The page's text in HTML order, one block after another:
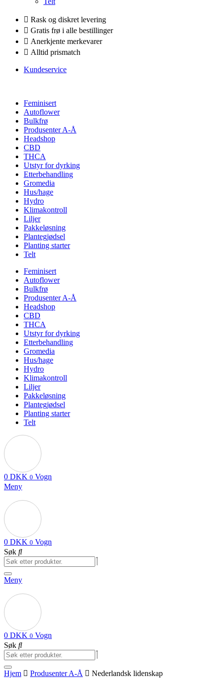
Rask og diskret levering
Gratis frø i alle bestillinger
Anerkjente merkevarer
Alltid prismatch
Kundeservice
Feminisert
Autoflower
Bulkfrø
Produsenter A-Å
Headshop
CBD
THCA
Utstyr for dyrking
Etterbehandling
Gromedia
Hus/hage
Hydro
Klimakontroll
Liljer
Pakkeløsning
Plantegjødsel
Planting starter
Telt
Feminisert
Autoflower
Bulkfrø
Produsenter A-Å
Headshop
CBD
THCA
Utstyr for dyrking
Etterbehandling
Gromedia
Hus/hage
Hydro
Klimakontroll
Liljer
Pakkeløsning
Plantegjødsel
Planting starter
Telt
0 DKK 0 Vogn
Meny
0 DKK 0 Vogn
Søk
Meny
0 DKK 0 Vogn
Søk
Hjem Produsenter A-Å
Nederlandsk lidenskap